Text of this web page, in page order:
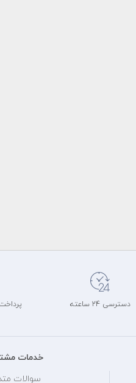
دسترسی 24 ساعته
خدمات
سوالات